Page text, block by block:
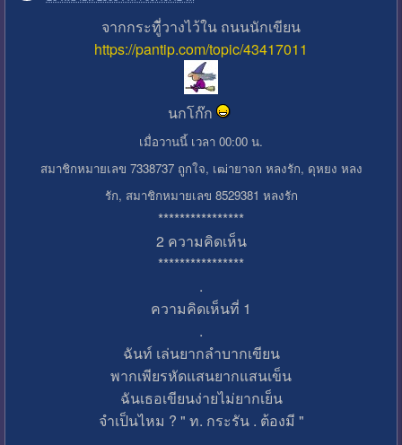
จากกระทู้ี่วางไว้ใน ถนนนักเขียน
https://pantip.com/topic/43417011
นกโก๊ก
เมื่อวานนี้ เวลา 00:00 น.
สมาชิกหมายเลข 7338737 ถูกใจ, เฒ่ายาจก หลงรัก, ดุหยง หลง
รัก, สมาชิกหมายเลข 8529381 หลงรัก
****************
2 ความคิดเห็น
****************
.
ความคิดเห็นที่ 1
.
ฉันท์ เล่นยากลำบากเขียน
พากเพียรหัดแสนยากแสนเข็น
ฉันเธอเขียนง่ายไม่ยากเย็น
จำเป็นไหม ? " ท. กระรัน . ต้องมี "